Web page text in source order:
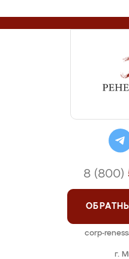
г.
8 (800)
corp-